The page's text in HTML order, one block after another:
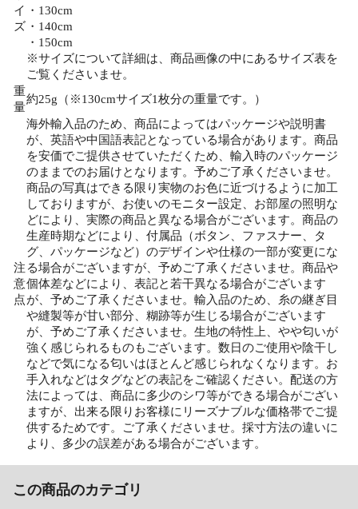
イ
ズ
・130cm
・140cm
・150cm
※サイズについて詳細は、商品画像の中にあるサイズ表を
ご覧くださいませ。
重
量
約25g（※130cmサイズ1枚分の重量です。）
注
意
点
海外輸入品のため、商品によってはパッケージや説明書
が、英語や中国語表記となっている場合があります。商品
を安価でご提供させていただくため、輸入時のパッケージ
のままでのお届けとなります。予めご了承くださいませ。
商品の写真はできる限り実物のお色に近づけるように加工
しておりますが、お使いのモニター設定、お部屋の照明な
どにより、実際の商品と異なる場合がございます。商品の
生産時期などにより、付属品（ボタン、ファスナー、タ
グ、パッケージなど）のデザインや仕様の一部が変更にな
る場合がございますが、予めご了承くださいませ。商品や
個体差などにより、表記と若干異なる場合がございます
が、予めご了承くださいませ。輸入品のため、糸の継ぎ目
や縫製等が甘い部分、糊跡等が生じる場合がございます
が、予めご了承くださいませ。生地の特性上、やや匂いが
強く感じられるものもございます。数日のご使用や陰干し
などで気になる匂いはほとんど感じられなくなります。お
手入れなどはタグなどの表記をご確認ください。配送の方
法によっては、商品に多少のシワ等ができる場合がござい
ますが、出来る限りお客様にリーズナブルな価格帯でご提
供するためです。ご了承くださいませ。採寸方法の違いに
より、多少の誤差がある場合がございます。
この商品のカテゴリ